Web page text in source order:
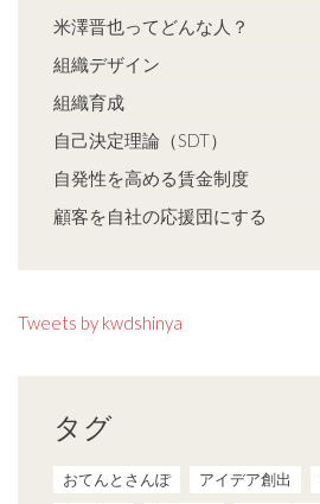
米澤晋也ってどんな人？
組織デザイン
組織育成
自己決定理論（SDT）
自発性を高める賃金制度
顧客を自社の応援団にする
Tweets by kwdshinya
タグ
おてんとさんぽ アイデア創出